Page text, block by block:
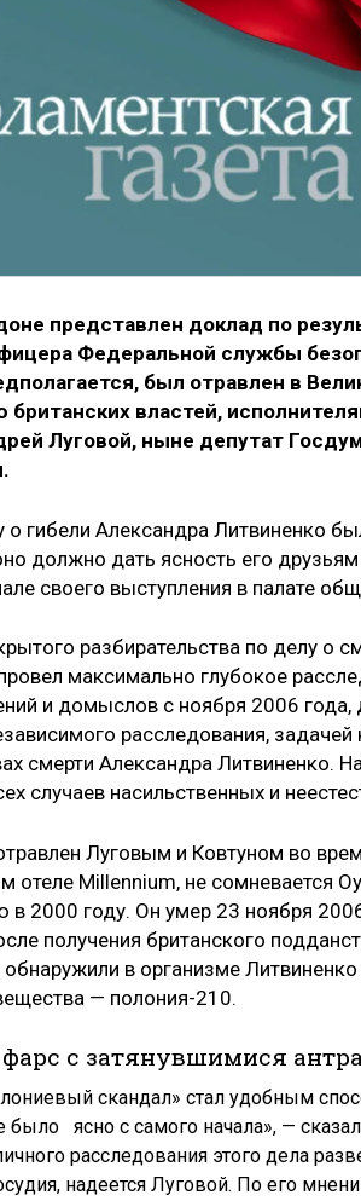
представлен доклад по
Федеральной службы
был отравлен в
властей,
Луговой, ныне депутат
о гибели Александра Литвиненко
должно дать ясность его
своего выступления в палате
разбирательства по делу о
максимально глубокое
и домыслов с ноября 2006
расследования,
смерти Александра Литвиненко.
случаев насильственных и
Луговым и Ковтуном во
отеле Millennium, не сомневается
в 2000 году. Он умер 23 ноября
получения британского
в организме
— полония-210.
с затянувшимися
скандал» стал удобным
было ясно с самого начала», —
расследования этого дела
надеется Луговой. По его